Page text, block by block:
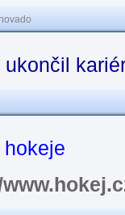
ukončil
hokeje